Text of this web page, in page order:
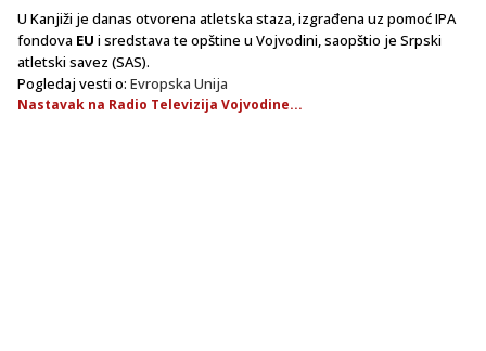
U Kanjiži je danas otvorena atletska staza, izgrađena uz pomoć IPA
fondova EU i sredstava te opštine u Vojvodini, saopštio je Srpski
atletski savez (SAS).
Pogledaj vesti o: Evropska Unija
Nastavak na Radio Televizija Vojvodine...